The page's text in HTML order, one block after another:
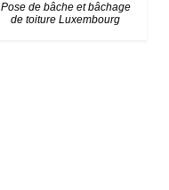
Pose de bâche et bâchage
de toiture Luxembourg